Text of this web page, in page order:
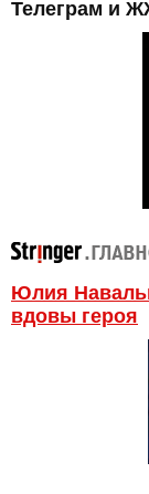
Телеграм и
Юлия
вдовы героя